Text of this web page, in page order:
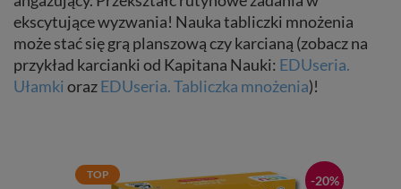
ekscytujące wyzwania! Nauka tabliczki mnożenia
może stać się grą planszową czy karcianą (zobacz na
przykład karcianki od Kapitana Nauki: EDUseria.
Ułamki orazEDUseria. Tabliczka mnożenia)!
TOP -20%